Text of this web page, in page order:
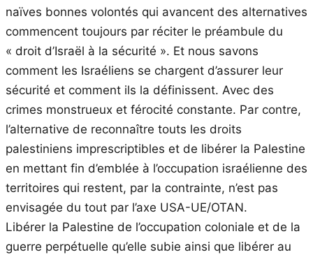
naïves bonnes volontés qui avancent des alternatives
commencent toujours par réciter le préambule du
« droit d’Israël à la sécurité ». Et nous savons
comment les Israéliens se chargent d’assurer leur
sécurité et comment ils la définissent. Avec des
crimes monstrueux et férocité constante. Par contre,
l’alternative de reconnaître touts les droits
palestiniens imprescriptibles et de libérer la Palestine
en mettant fin d’emblée à l’occupation israélienne des
territoires qui restent, par la contrainte, n’est pas
envisagée du tout par l’axe USA-UE/OTAN.
Libérer la Palestine de l’occupation coloniale et de la
guerre perpétuelle qu’elle subie ainsi que libérer au